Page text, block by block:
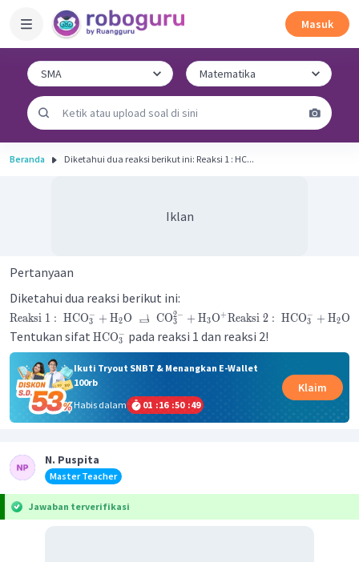
Masuk
Beranda Diketahui dua reaksi berikut ini: Reaksi 1 : HC...
Iklan
Pertanyaan
Diketahui dua reaksi berikut ini:
Reaksi 1 : HCO3
− + H2O ⇄ CO3
2− + H3O+Reaksi 2 : HCO3
− + H2O
Tentukan sifat HCO3
− pada reaksi 1 dan reaksi 2!
Ikuti Tryout SNBT & Menangkan E-Wallet
100rb
Habis dalam
01 :16 :50 :49
Klaim
N. Puspita
Master Teacher
Jawaban terverifikasi